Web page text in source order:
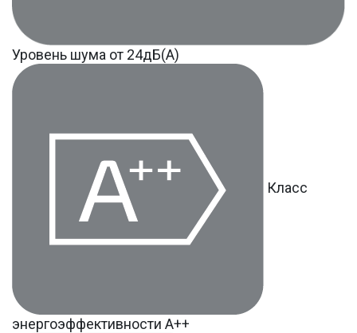
Уровень шума от 24дБ(А)
Класс
энергоэффективности А++